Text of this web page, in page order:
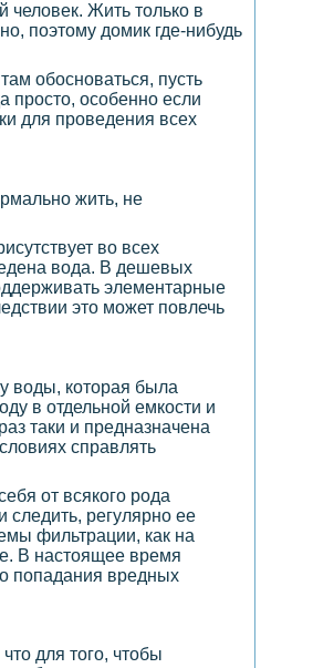
человек. Жить только в
поэтому домик где-нибудь
обосноваться, пусть
просто, особенно если
для проведения всех
жить, не
во всех
вода. В дешевых
элементарные
это может повлечь
воды, которая была
в отдельной емкости и
таки и предназначена
справлять
от всякого рода
следить, регулярно ее
фильтрации, как на
В настоящее время
попадания вредных
для того, чтобы